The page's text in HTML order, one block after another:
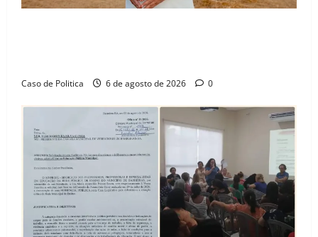
Caso de Politica 6 de agosto de 2026 0